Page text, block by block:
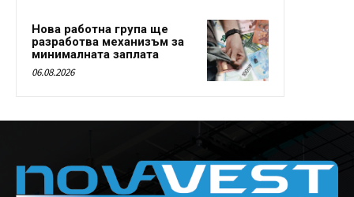
Нова работна група ще
разработва механизъм за
минималната заплата
06.08.2026